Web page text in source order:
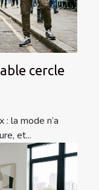
cercle
la mode n’a
et...